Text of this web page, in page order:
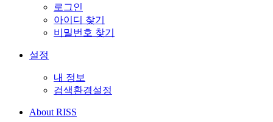
로그인
아이디 찾기
비밀번호 찾기
설정
내 정보
검색환경설정
About RISS